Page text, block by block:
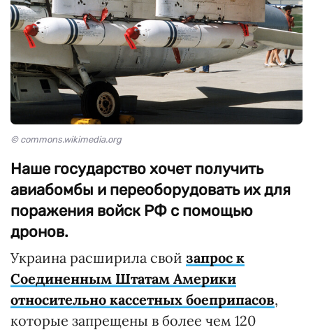
© commons.wikimedia.org
Наше государство хочет получить
авиабомбы и переоборудовать их для
поражения войск РФ с помощью
дронов.
Украина расширила свой запрос к
Соединенным Штатам Америки
относительно кассетных боеприпасов,
которые запрещены в более чем 120